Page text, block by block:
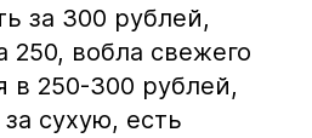
за 300 рублей,
250, вобла свежего
в 250-300 рублей,
сухую, есть